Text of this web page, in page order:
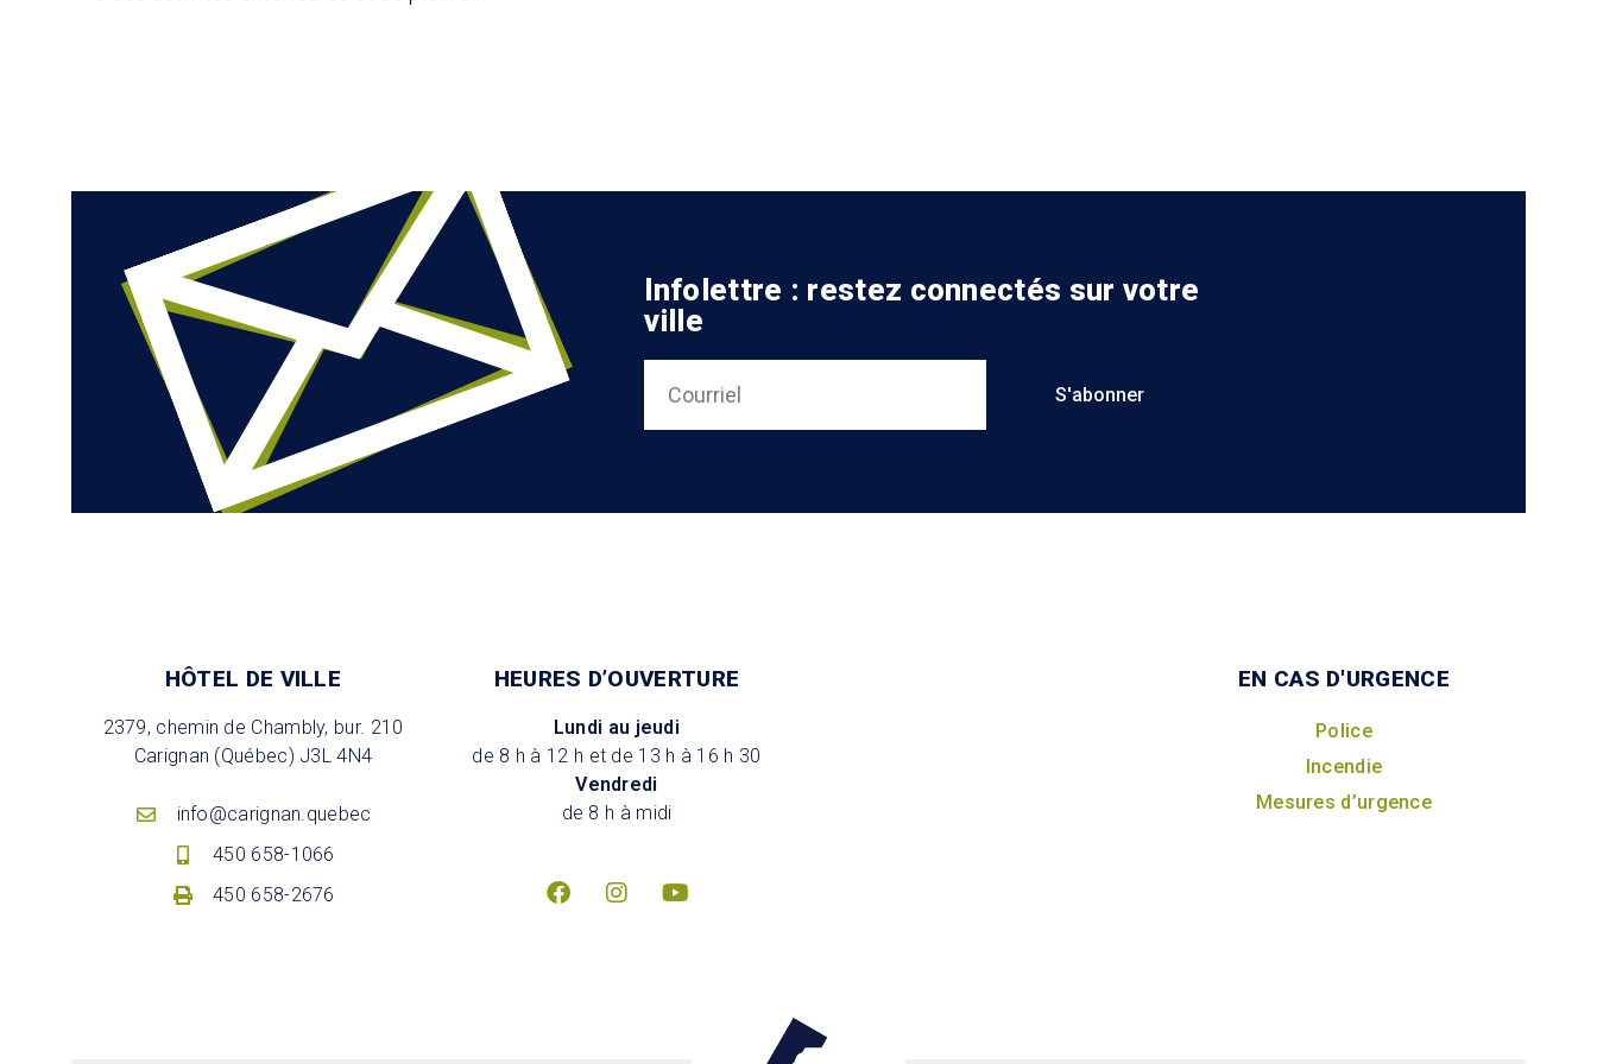
Infolettre : restez connectés sur votre
ville
S'abonner
HÔTEL DE VILLE
2379, chemin de Chambly, bur. 210
Carignan (Québec) J3L 4N4
info@carignan.quebec
450 658-1066
450 658-2676
HEURES D’OUVERTURE
Lundi au jeudi
de 8 h à 12 h et de 13 h à 16 h 30
Vendredi
de 8 h à midi
EN CAS D'URGENCE
Police
Incendie
Mesures d’urgence